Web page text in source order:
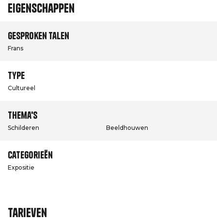
Eigenschappen
Gesproken talen
Frans
Type
Cultureel
Thema's
Schilderen Beeldhouwen
Categorieën
Expositie
Tarieven